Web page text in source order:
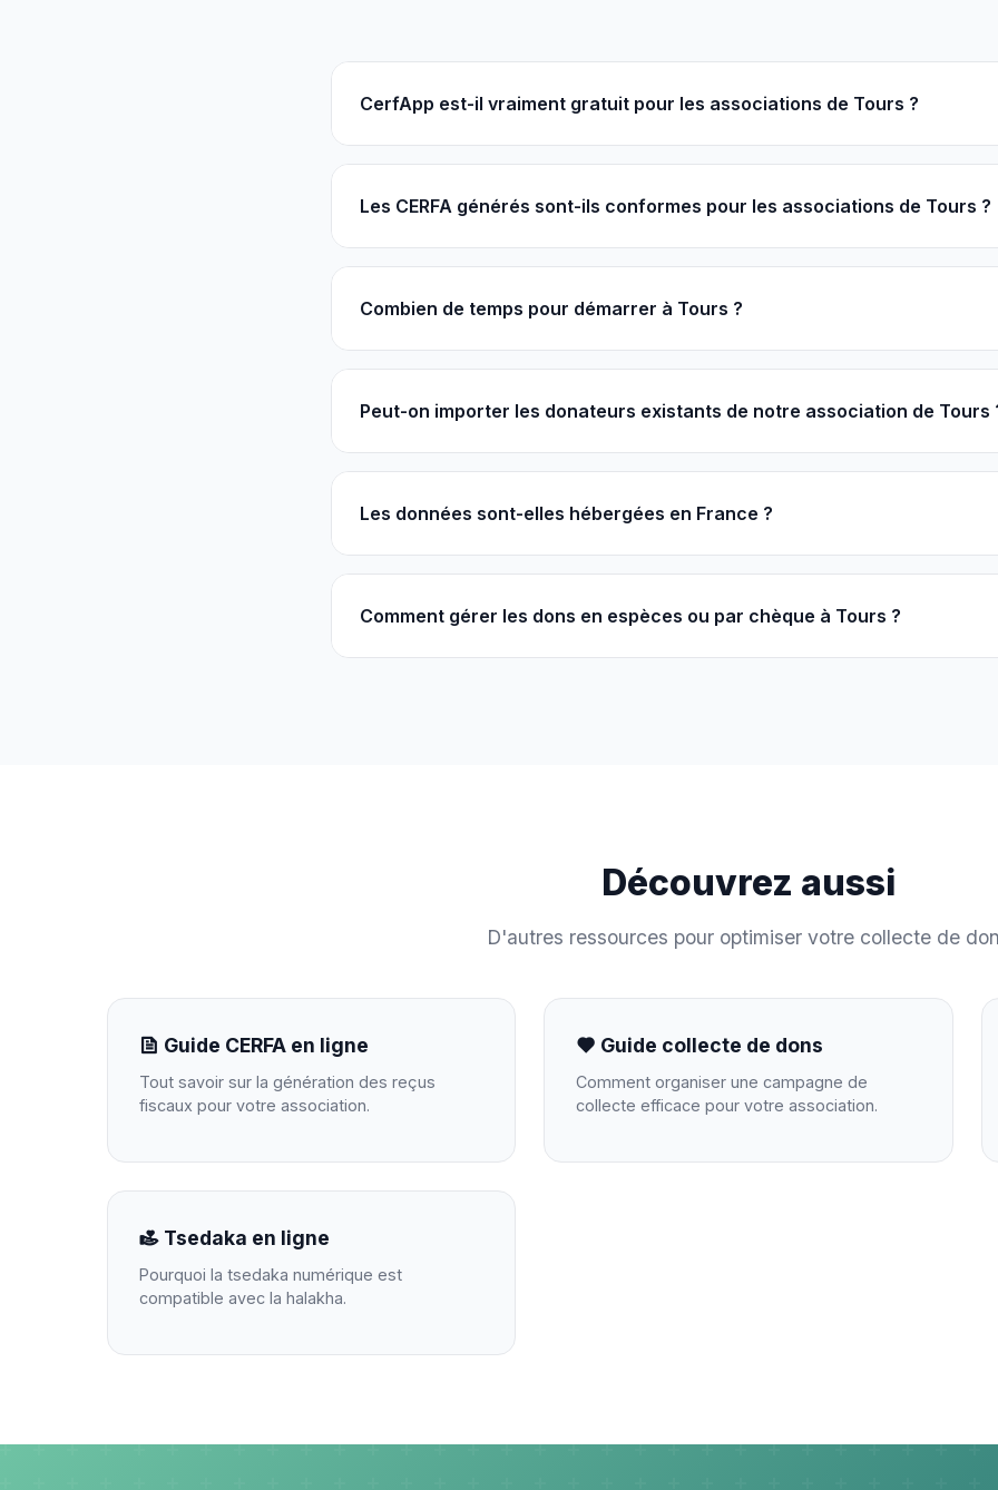
CerfApp est-il vraiment gratuit pour les associations de Tours ?
Les CERFA générés sont-ils conformes pour les associations de Tours ?
Combien de temps pour démarrer à Tours ?
Peut-on importer les donateurs existants de notre association de Tours
Les données sont-elles hébergées en France ?
Comment gérer les dons en espèces ou par chèque à Tours ?
Découvrez aussi
D'autres ressources pour optimiser votre collecte de
Guide CERFA en ligne
Tout savoir sur la génération des reçus
fiscaux pour votre association.
Guide collecte de dons
Comment organiser une campagne de
collecte efficace pour votre association.
Tsedaka en ligne
Pourquoi la tsedaka numérique est
compatible avec la halakha.